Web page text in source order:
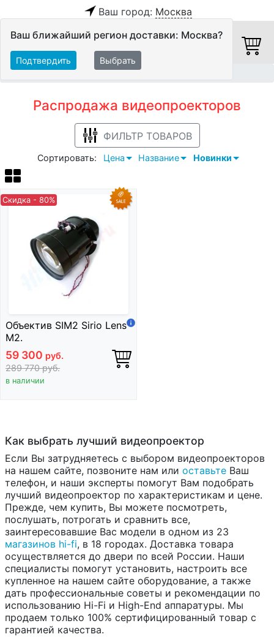
Ваш город: Москва
Ваш ближайший регион доставки: Москва?
Подтвердить Выбрать
Распродажа видеопроекторов
ФИЛЬТР ТОВАРОВ
Сортировать: Цена Название Новинки
Скидка - 80%
Объектив SIM2 Sirio Lens
M2.
59 300 руб.
289 770руб.
в наличии
Как выбрать лучший видеопроектор
Если Вы затрудняетесь с выбором видеопроекторов
на нашем сайте, позвоните нам или оставьте Ваш
телефон, и наши эксперты помогут Вам подобрать
лучший видеопроектор по характеристикам и цене.
Прежде, чем купить, Вы можете посмотреть,
послушать, потрогать и сравнить все,
заинтересовавшие Вас модели в одном из 23
магазинов hi-fi, в 18 городах. Доставка товара
осуществляется до двери по всей России. Наши
специалисты помогут установить, настроить все
купленное на нашем сайте оборудование, а также
дать профессиональные советы и рекомендации по
использованию Hi-Fi и High-End аппаратуры. Мы
продаем только 100% сертифицированный товар с
гарантией качества.